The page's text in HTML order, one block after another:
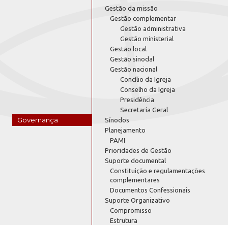
Governança
Gestão da missão
Gestão complementar
Gestão administrativa
Gestão ministerial
Gestão local
Gestão sinodal
Gestão nacional
Concílio da Igreja
Conselho da Igreja
Presidência
Secretaria Geral
Sínodos
Planejamento
PAMI
Prioridades de Gestão
Suporte documental
Constituição e regulamentações
complementares
Documentos Confessionais
Suporte Organizativo
Compromisso
Estrutura